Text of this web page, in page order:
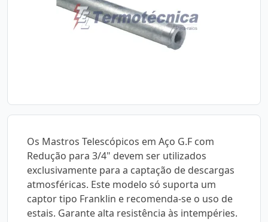
Os Mastros Telescópicos em Aço G.F com
Redução para 3/4" devem ser utilizados
exclusivamente para a captação de descargas
atmosféricas. Este modelo só suporta um
captor tipo Franklin e recomenda-se o uso de
estais. Garante alta resistência às intempéries.